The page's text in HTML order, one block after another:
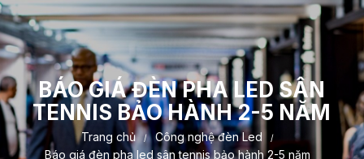
BÁO GIÁ ĐÈN PHA LED SÂN
TENNIS BẢO HÀNH 2-5 NĂM
Trang chủ
Công nghệ đèn Led
Báo giá đèn pha led sân tennis bảo hành 2-5 năm